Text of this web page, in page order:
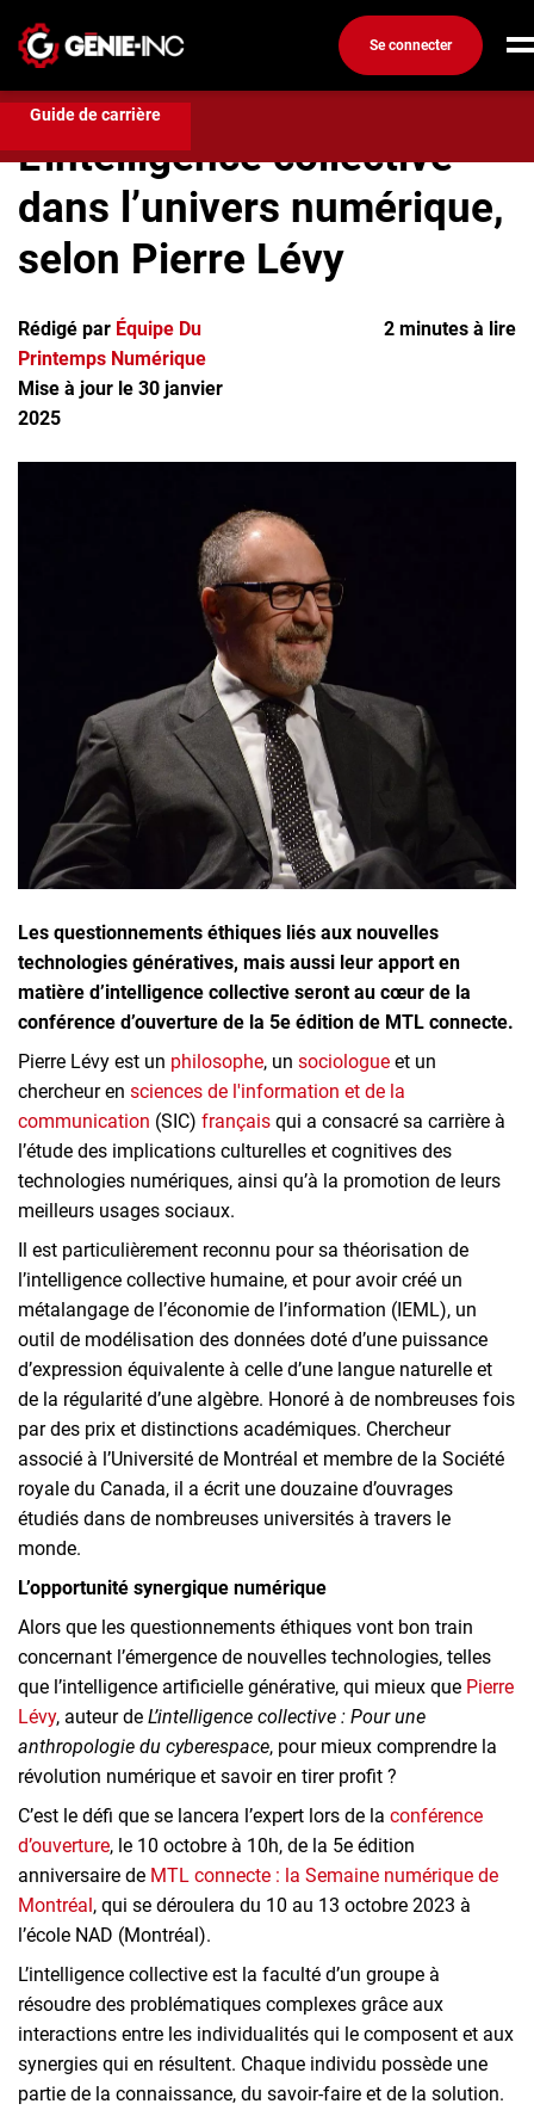
Se connecter
Connexion
Créez un compte
Emplois
Recherchez un emploi
Ma boîte à outils
Conseils carrière
Inscrivez-vous à l'infolettre
Employeurs
Publiez une offre d'emploi
Guide de carrière
Technologies
L’intelligence collective dans l’univers
numérique, selon Pierre Lévy
L’intelligence collective
dans l’univers numérique,
selon Pierre Lévy
Rédigé par Équipe Du
Printemps Numérique
Mise à jour le 30 janvier
2025
2 minutes à lire
Les questionnements éthiques liés aux nouvelles
technologies génératives, mais aussi leur apport en
matière d’intelligence collective seront au cœur de la
conférence d’ouverture de la 5e édition de MTL connecte.
Pierre Lévy est un philosophe, un sociologue et un
chercheur en sciences de l'information et de la
communication (SIC) français qui a consacré sa carrière à
l’étude des implications culturelles et cognitives des
technologies numériques, ainsi qu’à la promotion de leurs
meilleurs usages sociaux.
Il est particulièrement reconnu pour sa théorisation de
l’intelligence collective humaine, et pour avoir créé un
métalangage de l’économie de l’information (IEML), un
outil de modélisation des données doté d’une puissance
d’expression équivalente à celle d’une langue naturelle et
de la régularité d’une algèbre. Honoré à de nombreuses fois
par des prix et distinctions académiques. Chercheur
associé à l’Université de Montréal et membre de la Société
royale du Canada, il a écrit une douzaine d’ouvrages
étudiés dans de nombreuses universités à travers le
monde.
L’opportunité synergique numérique
Alors que les questionnements éthiques vont bon train
concernant l’émergence de nouvelles technologies, telles
que l’intelligence artificielle générative, qui mieux que Pierre
Lévy, auteur de L’intelligence collective : Pour une
anthropologie du cyberespace, pour mieux comprendre la
révolution numérique et savoir en tirer profit ?
C’est le défi que se lancera l’expert lors de la conférence
d’ouverture, le 10 octobre à 10h, de la 5e édition
anniversaire de MTL connecte : la Semaine numérique de
Montréal , qui se déroulera du 10 au 13 octobre 2023 à
l’école NAD (Montréal).
L’intelligence collective est la faculté d’un groupe à
résoudre des problématiques complexes grâce aux
interactions entre les individualités qui le composent et aux
synergies qui en résultent. Chaque individu possède une
partie de la connaissance, du savoir-faire et de la solution.